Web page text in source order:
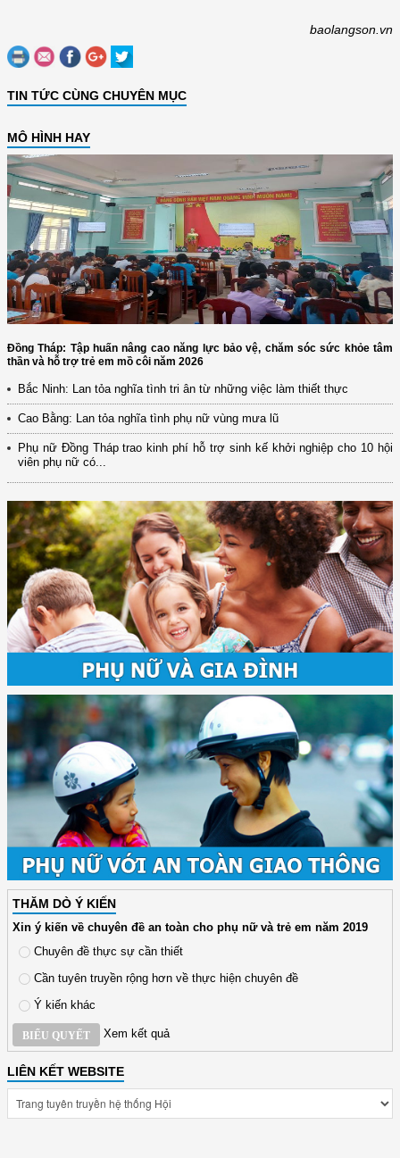
baolangson.vn
TIN TỨC CÙNG CHUYÊN MỤC
MÔ HÌNH HAY
Đồng Tháp: Tập huấn nâng cao năng lực bảo vệ, chăm sóc sức khỏe tâm
thần và hỗ trợ trẻ em mồ côi năm 2026
Bắc Ninh: Lan tỏa nghĩa tình tri ân từ những việc làm thiết thực
Cao Bằng: Lan tỏa nghĩa tình phụ nữ vùng mưa lũ
Phụ nữ Đồng Tháp trao kinh phí hỗ trợ sinh kế khởi nghiệp cho 10 hội
viên phụ nữ có...
THĂM DÒ Ý KIẾN
Xin ý kiến về chuyên đề an toàn cho phụ nữ và trẻ em năm 2019
Chuyên đề thực sự cần thiết
Cần tuyên truyền rộng hơn về thực hiện chuyên đề
Ý kiến khác
BIỂU QUYẾT Xem kết quả
LIÊN KẾT WEBSITE